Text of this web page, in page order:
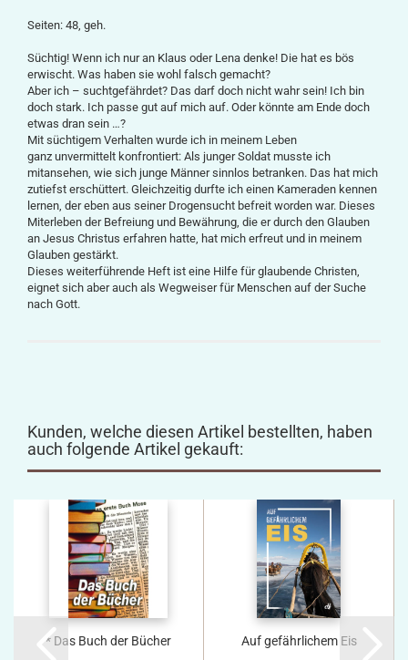
Seiten: 48, geh.
Süchtig! Wenn ich nur an Klaus oder Lena denke! Die hat es bös
erwischt. Was haben sie wohl falsch gemacht?
Aber ich – suchtgefährdet? Das darf doch nicht wahr sein! Ich bin
doch stark. Ich passe gut auf mich auf. Oder könnte am Ende doch
etwas dran sein …?
Mit süchtigem Verhalten wurde ich in meinem Leben
ganz unvermittelt konfrontiert: Als junger Soldat musste ich
mitansehen, wie sich junge Männer sinnlos betranken. Das hat mich
zutiefst erschüttert. Gleichzeitig durfte ich einen Kameraden kennen
lernen, der eben aus seiner Drogensucht befreit worden war. Dieses
Miterleben der Befreiung und Bewährung, die er durch den Glauben
an Jesus Christus erfahren hatte, hat mich erfreut und in meinem
Glauben gestärkt.
Dieses weiterführende Heft ist eine Hilfe für glaubende Christen,
eignet sich aber auch als Wegweiser für Menschen auf der Suche
nach Gott.
Kunden, welche diesen Artikel bestellten, haben
auch folgende Artikel gekauft:
* Das Buch der Bücher Auf gefährlichem Eis